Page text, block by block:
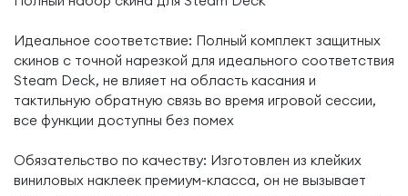
Идеальное соответствие: Полный комплект защитных
скинов с точной нарезкой для идеального соответствия
Steam Deck, не влияет на область касания и
тактильную обратную связь во время игровой сессии,
все функции доступны без помех
Обязательство по качеству: Изготовлен из клейких
виниловых наклеек премиум-класса, он не вызывает